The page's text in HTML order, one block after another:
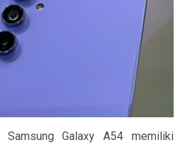
Samsung Galaxy A54 memiliki